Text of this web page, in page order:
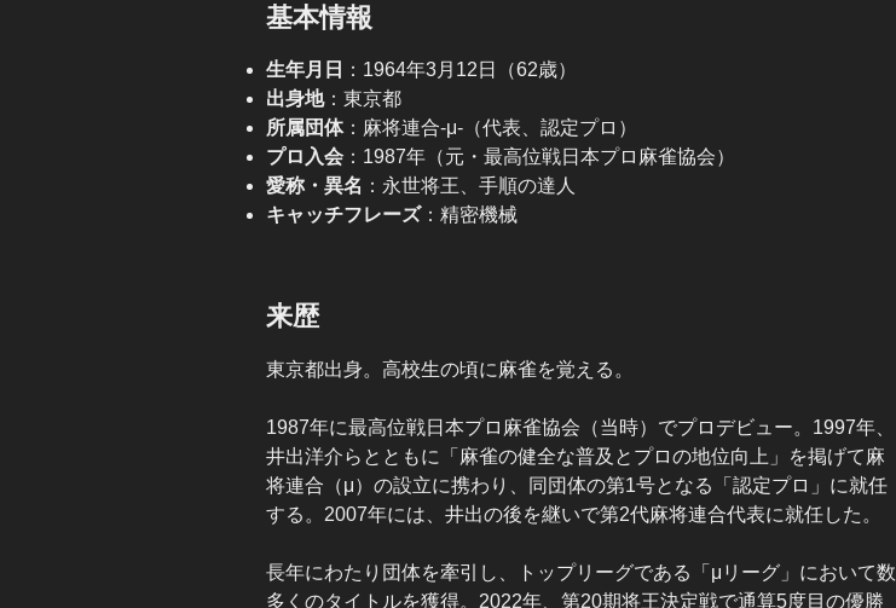
基本情報
生年月日
：1964年3月12日（62歳）
出身地：東京都
所属団体：麻将連合-μ-（代表、認定プロ）
プロ入会 ：1987年（元・最高位戦日本プロ麻雀協会）
愛称・異名 ：永世将王、手順の達人
キャッチフレーズ：精密機械
来歴
東京都出身。高校生の頃に麻雀を覚える。
1987年に最高位戦日本プロ麻雀協会（当時）でプロデビュー。1997年、
井出洋介らとともに「麻雀の健全な普及とプロの地位向上」を掲げて麻
将連合（μ）の設立に携わり、同団体の第1号となる「認定プロ」に就任
する。2007年には、井出の後を継いで第2代麻将連合代表に就任した。
長年にわたり団体を牽引し、トップリーグである「μリーグ」において数
多くのタイトルを獲得。2022年、第20期将王決定戦で通算5度目の優勝